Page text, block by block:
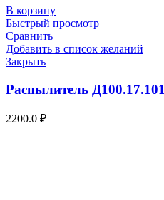
В корзину
Быстрый просмотр
Сравнить
Добавить в список желаний
Закрыть
Распылитель Д100.17.101
2200.0 ₽